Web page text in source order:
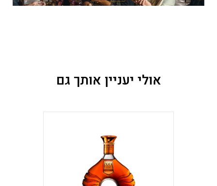
אולי יעניין אותך גם